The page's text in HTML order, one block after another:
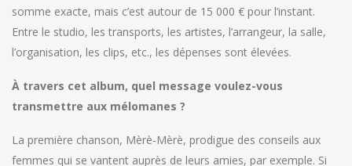
somme exacte, mais c’est autour de 15 000 € pour l’instant.
Entre le studio, les transports, les artistes, l’arrangeur, la salle,
l’organisation, les clips, etc., les dépenses sont élevées.
À travers cet album, quel message voulez-vous
transmettre aux mélomanes ?
La première chanson, Mèrè-Mèrè, prodigue des conseils aux
femmes qui se vantent auprès de leurs amies, par exemple. Si